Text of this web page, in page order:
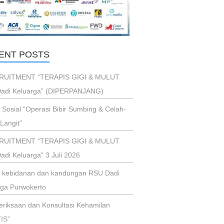
POSTS
“TERAPIS GIGI & MULUT
Keluarga” (DIPERPANJANG)
Sosial “Operasi Bibir Sumbing & Celah-
“TERAPIS GIGI & MULUT
Keluarga” 3 Juli 2026
kebidanan dan kandungan RSU Dadi
Purwokerto
dan Konsultasi Kehamilan